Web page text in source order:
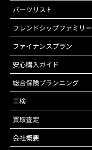
パーツリスト
フレンドシップファミリー
ファイナンスプラン
安心購入ガイド
総合保険プランニング
車検
買取査定
会社概要